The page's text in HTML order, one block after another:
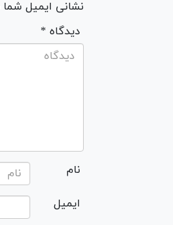
نشانی ایمیل
* دیدگاه
نام
ایمیل